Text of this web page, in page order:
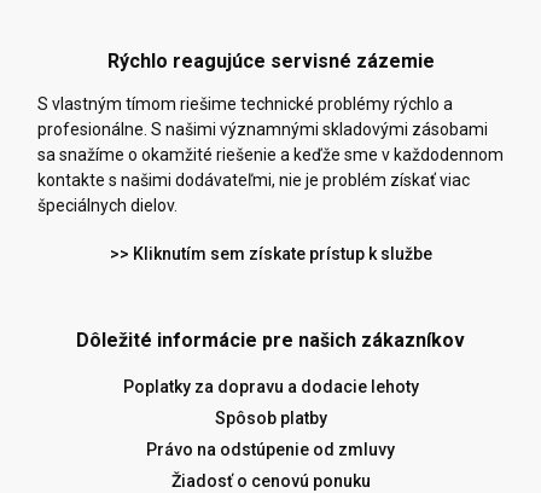
Rýchlo reagujúce servisné zázemie
S vlastným tímom riešime technické problémy rýchlo a
profesionálne. S našimi významnými skladovými zásobami
sa snažíme o okamžité riešenie a keďže sme v každodennom
kontakte s našimi dodávateľmi, nie je problém získať viac
špeciálnych dielov.
>> Kliknutím sem získate prístup k službe
Dôležité informácie pre našich zákazníkov
Poplatky za dopravu a dodacie lehoty
Spôsob platby
Právo na odstúpenie od zmluvy
Žiadosť o cenovú ponuku